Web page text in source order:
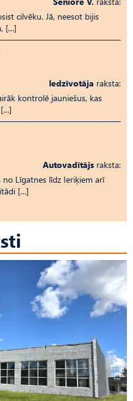
cilvēku. Jā, neesot bijis
[…]
Iedzīvotāja raksta:
kontrolē jauniešus, kas
Autovadītājs raksta:
no Līgatnes līdz Ieriķiem arī
[…]